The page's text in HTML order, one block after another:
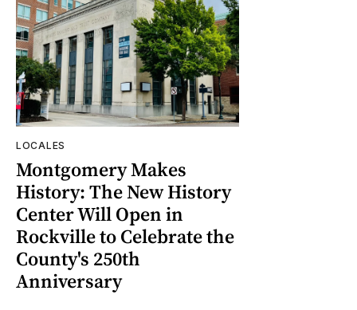
LOCALES
Montgomery Makes
History: The New History
Center Will Open in
Rockville to Celebrate the
County's 250th
Anniversary